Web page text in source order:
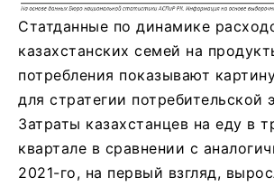
Статданные по динамике
казахстанских семей на
потребления показывают
для стратегии потребительской
Затраты казахстанцев на еду в
квартале в сравнении с
2021-го, на первый взгляд,